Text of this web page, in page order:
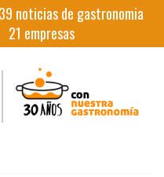
noticias de gastronomia
21 empresas